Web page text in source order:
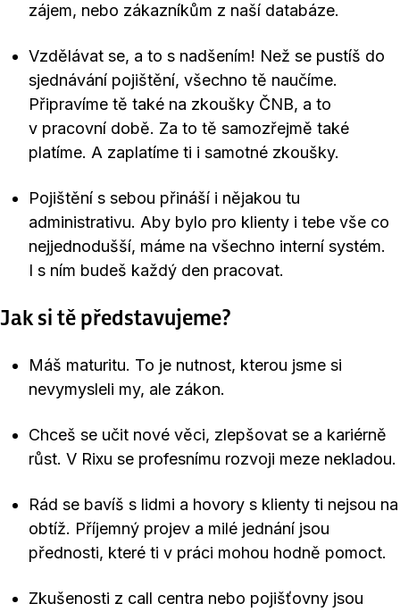
zájem, nebo zákazníkům z naší databáze.
Vzdělávat se, a to s nadšením! Než se pustíš do
sjednávání pojištění, všechno tě naučíme.
Připravíme tě také na zkoušky ČNB, a to
v pracovní době. Za to tě samozřejmě také
platíme. A zaplatíme ti i samotné zkoušky.
Pojištění s sebou přináší i nějakou tu
administrativu. Aby bylo pro klienty i tebe vše co
nejjednodušší, máme na všechno interní systém.
I s ním budeš každý den pracovat.
Jak si tě představujeme?
Máš maturitu. To je nutnost, kterou jsme si
nevymysleli my, ale zákon.
Chceš se učit nové věci, zlepšovat se a kariérně
růst. V Rixu se profesnímu rozvoji meze nekladou.
Rád se bavíš s lidmi a hovory s klienty ti nejsou na
obtíž. Příjemný projev a milé jednání jsou
přednosti, které ti v práci mohou hodně pomoct.
Zkušenosti z call centra nebo pojišťovny jsou